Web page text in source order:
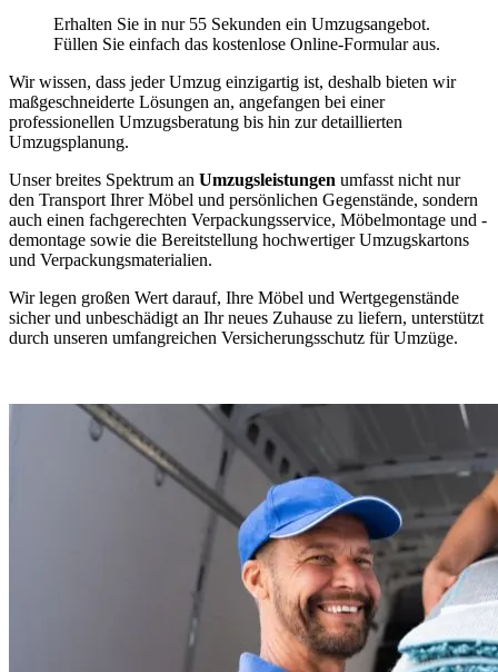
Erhalten Sie in nur 55 Sekunden ein Umzugsangebot.
Füllen Sie einfach das kostenlose Online-Formular aus.
Wir wissen, dass jeder Umzug einzigartig ist, deshalb bieten wir
maßgeschneiderte Lösungen an, angefangen bei einer
professionellen Umzugsberatung bis hin zur detaillierten
Umzugsplanung.
Unser breites Spektrum an Umzugsleistungen umfasst nicht nur
den Transport Ihrer Möbel und persönlichen Gegenstände, sondern
auch einen fachgerechten Verpackungsservice, Möbelmontage und -
demontage sowie die Bereitstellung hochwertiger Umzugskartons
und Verpackungsmaterialien.
Wir legen großen Wert darauf, Ihre Möbel und Wertgegenstände
sicher und unbeschädigt an Ihr neues Zuhause zu liefern, unterstützt
durch unseren umfangreichen Versicherungsschutz für Umzüge.